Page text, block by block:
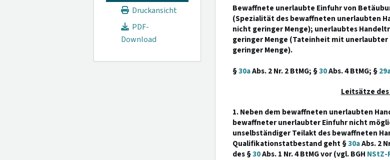
Druckansicht
PDF-
Download
Bewaffnete unerlaubte Einfuhr von
(Spezialität des bewaffneten unerlaubten
nicht geringer Menge); unerlaubtes
geringer Menge (Tateinheit mit
geringer Menge).
§30aAbs. 2 Nr. 2 BtMG; §30Abs. 4 BtMG; §
Leitsätze
1. Neben dem bewaffneten unerlaubten
bewaffneter unerlaubter Einfuhr nicht
unselbständiger Teilakt des bewaffneten
Qualifikationstatbestand geht §30aAbs. 2
des §30Abs. 1 Nr. 4 BtMG vor (vgl. BGH NStZ-